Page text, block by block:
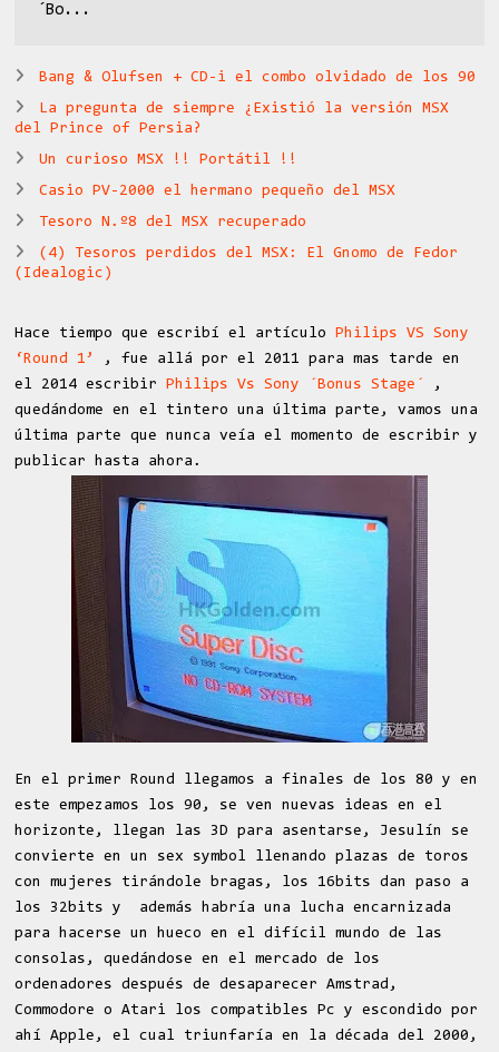
´Bo...
Bang & Olufsen + CD-i el combo olvidado de los 90
La pregunta de siempre ¿Existió la versión MSX
del Prince of Persia?
Un curioso MSX !! Portátil !!
Casio PV-2000 el hermano pequeño del MSX
Tesoro N.º8 del MSX recuperado
(4) Tesoros perdidos del MSX: El Gnomo de Fedor
(Idealogic)
Hace tiempo que escribí el artículoPhilips VS Sony
‘Round 1’
, fue allá por el 2011 para mas tarde en
el 2014 escribirPhilips Vs Sony ´Bonus Stage´
,
quedándome en el tintero una última parte, vamos una
última parte que nunca veía el momento de escribir y
publicar hasta ahora.
En el primer Round llegamos a finales de los 80 y en
este empezamos los 90, se ven nuevas ideas en el
horizonte, llegan las 3D para asentarse, Jesulín se
convierte en un sex symbol llenando plazas de toros
con mujeres tirándole bragas, los 16bits dan paso a
los 32bits y además habría una lucha encarnizada
para hacerse un hueco en el difícil mundo de las
consolas, quedándose en el mercado de los
ordenadores después de desaparecer Amstrad,
Commodore o Atari los compatibles Pc y escondido por
ahí Apple, el cual triunfaría en la década del 2000,